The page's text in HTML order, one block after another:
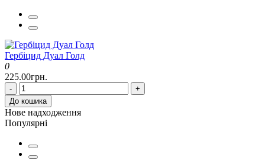
Гербіцид Дуал Голд
0
225.00грн.
-
+
До кошика
Нове надходження
Популярні